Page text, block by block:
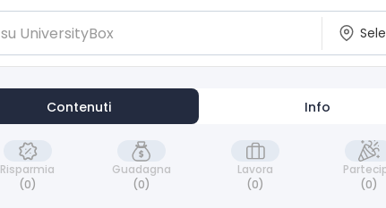
Contenuti Info
Risparmia
(0)
Guadagna
(0)
Lavora
(0)
(0)